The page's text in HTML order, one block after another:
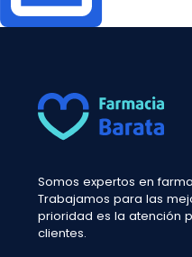
Somos expertos en
Trabajamos para las
prioridad es la atención
clientes.